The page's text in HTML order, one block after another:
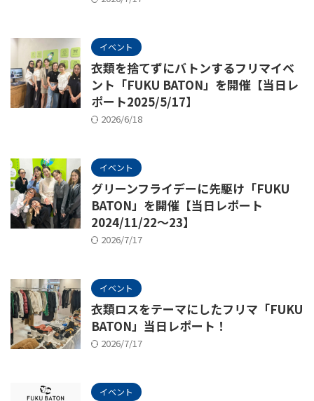
イベント
衣類を捨てずにバトンするフリマイベ
ント「FUKU BATON」を開催【当日レ
ポート2025/5/17】
2026/6/18
イベント
グリーンフライデーに先駆け「FUKU
BATON」を開催【当日レポート
2024/11/22～23】
2026/7/17
イベント
衣類ロスをテーマにしたフリマ「FUKU
BATON」当日レポート！
2026/7/17
イベント